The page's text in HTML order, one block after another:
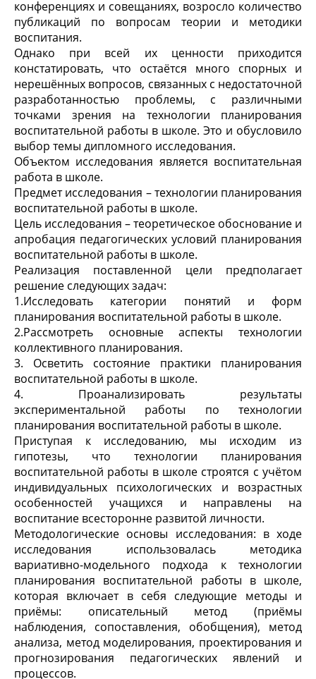
конференциях и совещаниях, возросло количество
публикаций по вопросам теории и методики
воспитания.
Однако при всей их ценности приходится
констатировать, что остаётся много спорных и
нерешённых вопросов, связанных с недостаточной
разработанностью проблемы, с различными
точками зрения на технологии планирования
воспитательной работы в школе. Это и обусловило
выбор темы дипломного исследования.
Объектом исследования является воспитательная
работа в школе.
Предмет исследования – технологии планирования
воспитательной работы в школе.
Цель исследования – теоретическое обоснование и
апробация педагогических условий планирования
воспитательной работы в школе.
Реализация поставленной цели предполагает
решение следующих задач:
1.Исследовать категории понятий и форм
планирования воспитательной работы в школе.
2.Рассмотреть основные аспекты технологии
коллективного планирования.
3. Осветить состояние практики планирования
воспитательной работы в школе.
4. Проанализировать результаты
экспериментальной работы по технологии
планирования воспитательной работы в школе.
Приступая к исследованию, мы исходим из
гипотезы, что технологии планирования
воспитательной работы в школе строятся с учётом
индивидуальных психологических и возрастных
особенностей учащихся и направлены на
воспитание всесторонне развитой личности.
Методологические основы исследования: в ходе
исследования использовалась методика
вариативно-модельного подхода к технологии
планирования воспитательной работы в школе,
которая включает в себя следующие методы и
приёмы: описательный метод (приёмы
наблюдения, сопоставления, обобщения), метод
анализа, метод моделирования, проектирования и
прогнозирования педагогических явлений и
процессов.